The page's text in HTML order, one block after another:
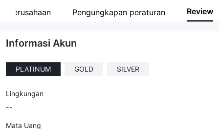
Nama perusahaan
perusahaan Pengungkapan peraturan Review
Informasi Akun
PLATINUM GOLD SILVER
Lingkungan
--
Mata Uang